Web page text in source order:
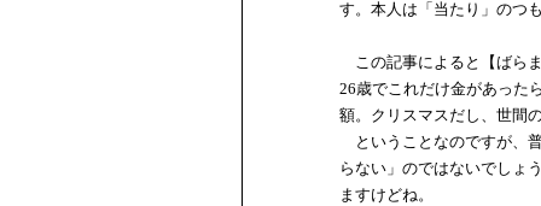
す。本人は「当たり」のつ
この記事によると【ばら
26歳でこれだけ金があった
額。クリスマスだし、世間
ということなのですが、
らない」のではないでしょ
ますけどね。